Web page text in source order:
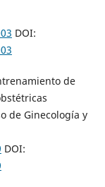
DOI:
de
de Ginecología y
DOI: